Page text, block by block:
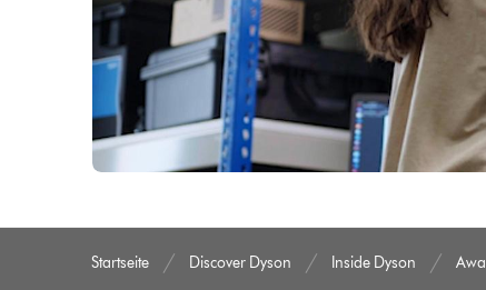
Startseite Discover Dyson Inside Dyson